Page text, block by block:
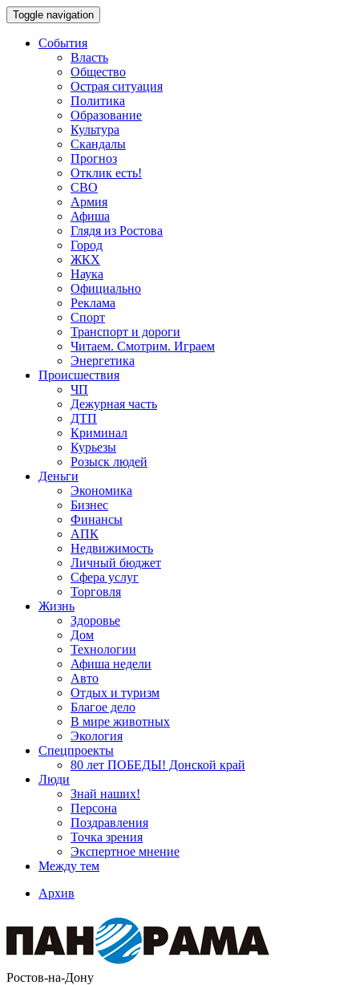
Toggle navigation
События
Власть
Общество
Острая ситуация
Политика
Образование
Культура
Скандалы
Прогноз
Отклик есть!
СВО
Армия
Афиша
Глядя из Ростова
Город
ЖКХ
Наука
Официально
Реклама
Спорт
Транспорт и дороги
Читаем. Смотрим. Играем
Энергетика
Происшествия
ЧП
Дежурная часть
ДТП
Криминал
Курьезы
Розыск людей
Деньги
Экономика
Бизнес
Финансы
АПК
Недвижимость
Личный бюджет
Сфера услуг
Торговля
Жизнь
Здоровье
Дом
Технологии
Афиша недели
Авто
Отдых и туризм
Благое дело
В мире животных
Экология
Спецпроекты
80 лет ПОБЕДЫ! Донской край
Люди
Знай наших!
Персона
Поздравления
Точка зрения
Экспертное мнение
Между тем
Архив
Ростов-на-Дону